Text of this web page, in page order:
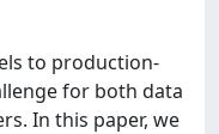
to production-
for both data
In this paper, we